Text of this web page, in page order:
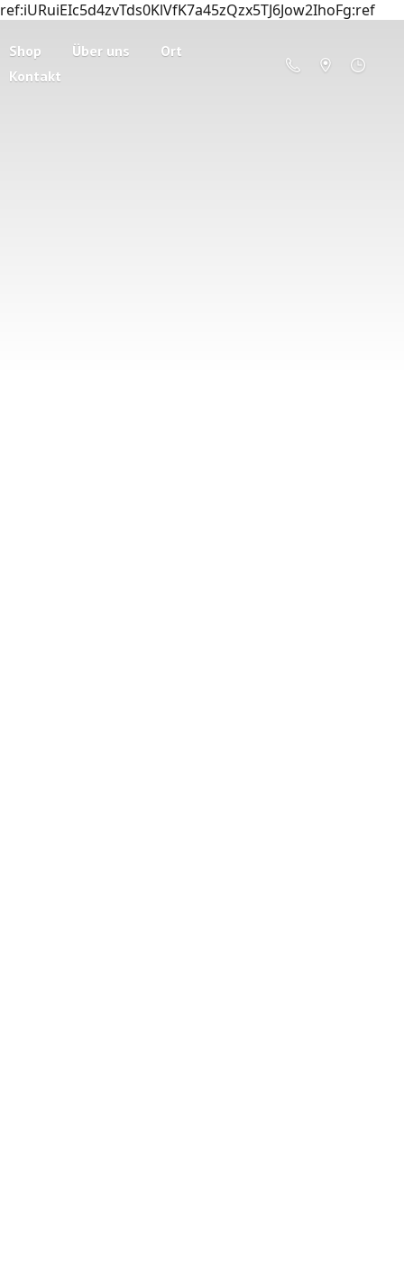
ref:iURuiEIc5d4zvTds0KlVfK7a45zQzx5TJ6Jow2IhoFg:ref
Shop Über uns
Ort
Kontakt